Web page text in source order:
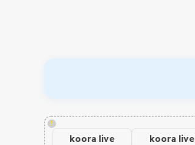
!
koora live
koora live